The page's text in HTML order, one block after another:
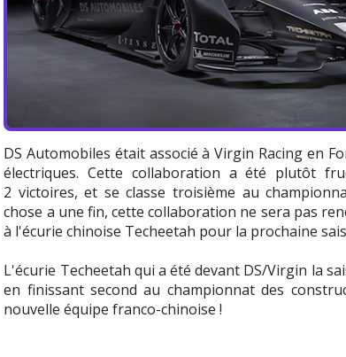
DS Automobiles était associé à Virgin Racing en
électriques. Cette collaboration a été plutôt
2 victoires, et se classe troisième au
chose a une fin, cette collaboration ne sera pas
à l'écurie chinoise Techeetah pour la prochaine
L'écurie Techeetah qui a été devant DS/Virgin la
en finissant second au championnat des
nouvelle équipe franco-chinoise !